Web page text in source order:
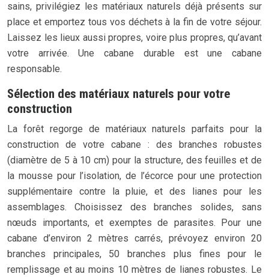
sains, privilégiez les matériaux naturels déjà présents sur
place et emportez tous vos déchets à la fin de votre séjour.
Laissez les lieux aussi propres, voire plus propres, qu’avant
votre arrivée. Une cabane durable est une cabane
responsable.
Sélection des matériaux naturels pour votre
construction
La forêt regorge de matériaux naturels parfaits pour la
construction de votre cabane : des branches robustes
(diamètre de 5 à 10 cm) pour la structure, des feuilles et de
la mousse pour l’isolation, de l’écorce pour une protection
supplémentaire contre la pluie, et des lianes pour les
assemblages. Choisissez des branches solides, sans
nœuds importants, et exemptes de parasites. Pour une
cabane d’environ 2 mètres carrés, prévoyez environ 20
branches principales, 50 branches plus fines pour le
remplissage et au moins 10 mètres de lianes robustes. Le